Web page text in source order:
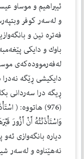
ئیبراهیم و موساو
و له‌سه‌ر كوفر
فه‌تره‌ نین و
باوك و دایكی
له‌فه‌رمووده‌كه‌ی
دایكیشی ڕێگه‌
ڕیگه‌ درا سه‌ردانی
(976) هاتووە: (
وَاسْتَأْذَنْتُهُ أَنْ أَزُورَ
دیاره‌ بانگه‌وازی
نه‌هێناوه‌ و لەسەر